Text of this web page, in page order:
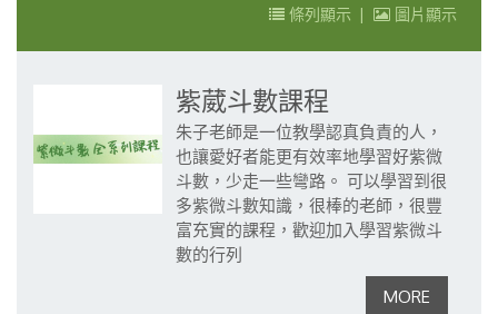
條列顯示 | 圖片顯示
紫葳斗數課程
朱子老師是一位教學認真負責的人，
也讓愛好者能更有效率地學習好紫微
斗數，少走一些彎路。 可以學習到很
多紫微斗數知識，很棒的老師，很豐
富充實的課程，歡迎加入學習紫微斗
數的行列